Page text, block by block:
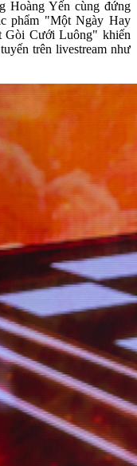
Hoàng Yến cùng đứng
phẩm "Một Ngày Hay
Gòi Cưới Luông" khiến
trên livestream như